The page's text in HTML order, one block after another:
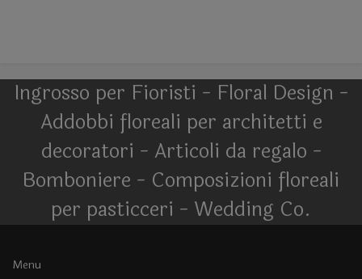
Ingrosso per Fioristi - Floral Design -
Addobbi floreali per architetti e
decoratori - Articoli da regalo -
Bomboniere - Composizioni floreali
per pasticceri - Wedding Co.
Menu